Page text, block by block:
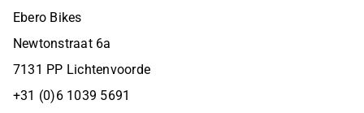
Ebero Bikes
Newtonstraat 6a
7131 PP Lichtenvoorde
+31 (0)6 1039 5691